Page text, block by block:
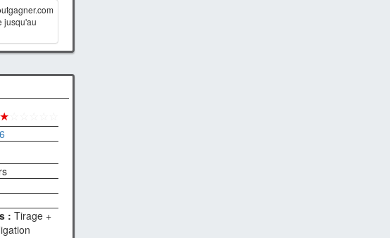
jusqu'au
★
:Tirage +